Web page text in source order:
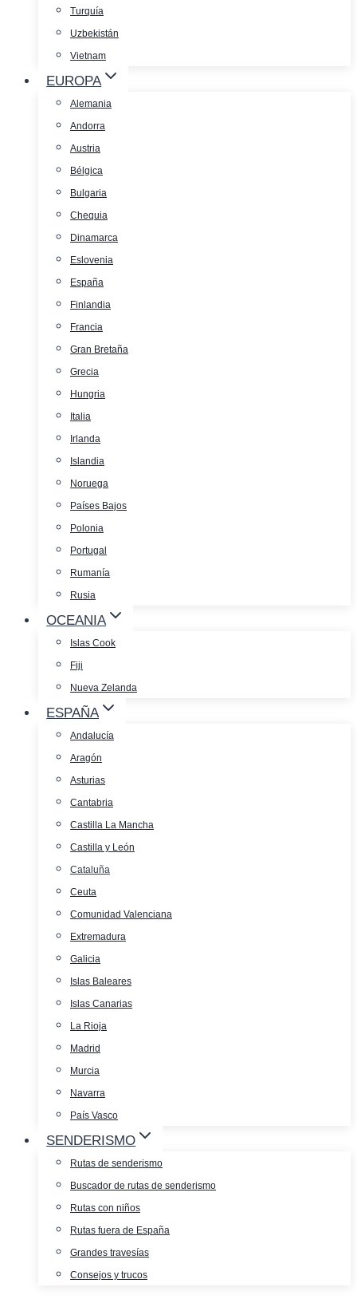
Turquía
Uzbekistán
Vietnam
EUROPA
Alemania
Andorra
Austria
Bélgica
Bulgaria
Chequia
Dinamarca
Eslovenia
España
Finlandia
Francia
Gran Bretaña
Grecia
Hungria
Italia
Irlanda
Islandia
Noruega
Países Bajos
Polonia
Portugal
Rumanía
Rusia
OCEANIA
Islas Cook
Fiji
Nueva Zelanda
ESPAÑA
Andalucía
Aragón
Asturias
Cantabria
Castilla La Mancha
Castilla y León
Cataluña
Ceuta
Comunidad Valenciana
Extremadura
Galicia
Islas Baleares
Islas Canarias
La Rioja
Madrid
Murcia
Navarra
País Vasco
SENDERISMO
Rutas de senderismo
Buscador de rutas de senderismo
Rutas con niños
Rutas fuera de España
Grandes travesías
Consejos y trucos